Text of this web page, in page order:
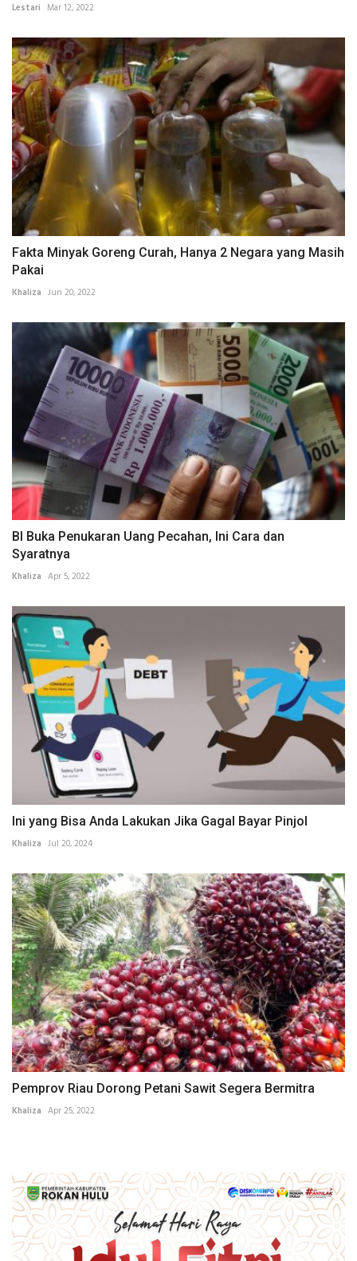
Lestari Mar 12, 2022
Fakta Minyak Goreng Curah, Hanya 2 Negara yang Masih
Pakai
Khaliza Jun 20, 2022
BI Buka Penukaran Uang Pecahan, Ini Cara dan
Syaratnya
Khaliza Apr 5, 2022
Ini yang Bisa Anda Lakukan Jika Gagal Bayar Pinjol
Khaliza Jul 20, 2024
Pemprov Riau Dorong Petani Sawit Segera Bermitra
Khaliza Apr 25, 2022